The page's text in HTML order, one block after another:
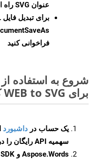
عنوان SVG راه اندازی کنید
برای تبدیل فایل HTML به فرمت
فراخوانی کنید
برای WEB to SVG کنید
یک حساب در داشبورد
سهمیه API رایگان را دریافت کنید